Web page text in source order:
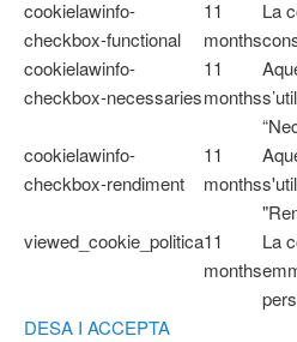
cookielawinfo-
checkbox-functional
11
months
La
cookielawinfo-
checkbox-necessaries
11
months
cookielawinfo-
checkbox-rendiment
11
months
viewed_cookie_politica11
months
La
DESA I ACCEPTA